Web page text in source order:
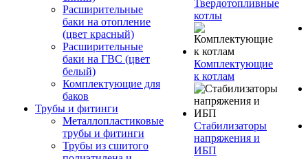
Расширительные
баки на отопление
(цвет красный)
Расширительные
баки на ГВС (цвет
белый)
Комплектующие для
баков
Трубы и фитинги
Металлопластиковые
трубы и фитинги
Трубы из сшитого
Твердотопливные
котлы
Комплектующие
к котлам
Стабилизаторы
напряжения и
ИБП